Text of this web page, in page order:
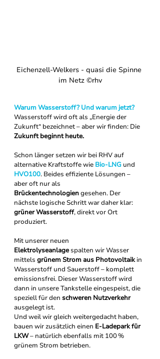
Eichenzell-Welkers - quasi die Spinne
im Netz ©rhv
Warum Wasserstoff? Und warum jetzt?
Wasserstoff wird oft als „Energie der
Zukunft“ bezeichnet – aber wir finden: Die
Zukunft beginnt heute.
Schon länger setzen wir bei RHV auf
alternative Kraftstoffe wie Bio-LNG und
HVO100. Beides effiziente Lösungen –
aber oft nur als
Brückentechnologien gesehen. Der
nächste logische Schritt war daher klar:
grüner Wasserstoff, direkt vor Ort
produziert.
Mit unserer neuen
Elektrolyseanlage spalten wir Wasser
mittels grünem Strom aus Photovoltaik in
Wasserstoff und Sauerstoff – komplett
emissionsfrei. Dieser Wasserstoff wird
dann in unsere Tankstelle eingespeist, die
speziell für den schweren Nutzverkehr
ausgelegt ist.
Und weil wir gleich weitergedacht haben,
bauen wir zusätzlich einen E-Ladepark für
LKW – natürlich ebenfalls mit 100 %
grünem Strom betrieben.